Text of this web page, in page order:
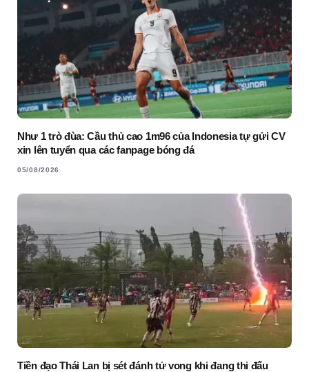
Như 1 trò đùa: Cầu thủ cao 1m96 của Indonesia tự gửi CV
xin lên tuyển qua các fanpage bóng đá
05/08/2026
Tiền đạo Thái Lan bị sét đánh tử vong khi đang thi đấu